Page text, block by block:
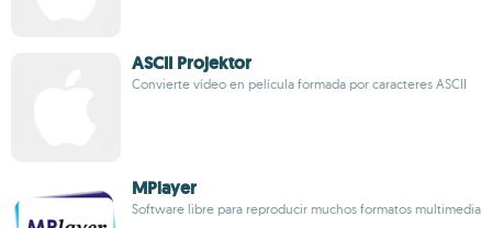
ASCII Projektor
Convierte vídeo en película formada por caracteres ASCII
MPlayer
Software libre para reproducir muchos formatos multimedia